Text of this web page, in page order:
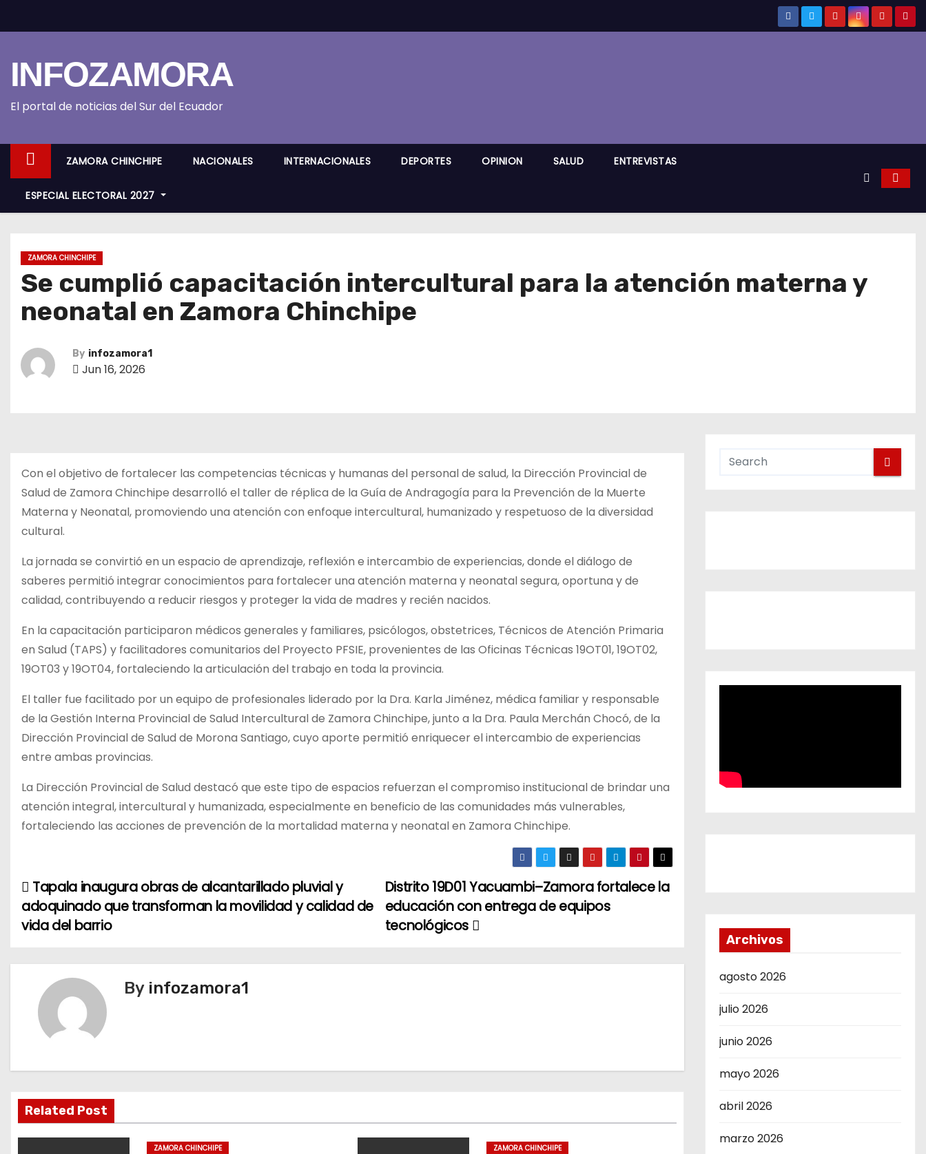
k
o
INFOZAMORA
El portal de noticias del Sur del Ecuador
ZAMORA CHINCHIPE NACIONALES INTERNACIONALES DEPORTES OPINION SALUD ENTREVISTAS
ESPECIAL ELECTORAL 2027
ZAMORA CHINCHIPE
Se cumplió capacitación intercultural para la atención materna y
neonatal en Zamora Chinchipe
By infozamora1
Jun 16, 2026
Con el objetivo de fortalecer las competencias técnicas y humanas del personal de salud, la Dirección Provincial de
Salud de Zamora Chinchipe desarrolló el taller de réplica de la Guía de Andragogía para la Prevención de la Muerte
Materna y Neonatal, promoviendo una atención con enfoque intercultural, humanizado y respetuoso de la diversidad
cultural.
La jornada se convirtió en un espacio de aprendizaje, reflexión e intercambio de experiencias, donde el diálogo de
saberes permitió integrar conocimientos para fortalecer una atención materna y neonatal segura, oportuna y de
calidad, contribuyendo a reducir riesgos y proteger la vida de madres y recién nacidos.
En la capacitación participaron médicos generales y familiares, psicólogos, obstetrices, Técnicos de Atención Primaria
en Salud (TAPS) y facilitadores comunitarios del Proyecto PFSIE, provenientes de las Oficinas Técnicas 19OT01, 19OT02,
19OT03 y 19OT04, fortaleciendo la articulación del trabajo en toda la provincia.
El taller fue facilitado por un equipo de profesionales liderado por la Dra. Karla Jiménez, médica familiar y responsable
de la Gestión Interna Provincial de Salud Intercultural de Zamora Chinchipe, junto a la Dra. Paula Merchán Chocó, de la
Dirección Provincial de Salud de Morona Santiago, cuyo aporte permitió enriquecer el intercambio de experiencias
entre ambas provincias.
La Dirección Provincial de Salud destacó que este tipo de espacios refuerzan el compromiso institucional de brindar una
atención integral, intercultural y humanizada, especialmente en beneficio de las comunidades más vulnerables,
fortaleciendo las acciones de prevención de la mortalidad materna y neonatal en Zamora Chinchipe.
N
a
c
i
ó
Distrito 19D01 Yacuambi–Zamora fortalece la
educación con entrega de equipos
tecnológicos
Tapala inaugura obras de alcantarillado pluvial y
adoquinado que transforman la movilidad y calidad de
vida del barrio
By infozamora1
Related Post
ZAMORA CHINCHIPE ZAMORA CHINCHIPE
Archivos
agosto 2026
julio 2026
junio 2026
mayo 2026
abril 2026
marzo 2026